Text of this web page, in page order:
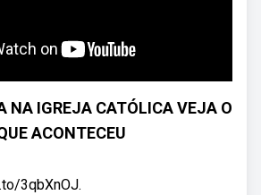
NA IGREJA CATÓLICA VEJA O
ACONTECEU
3qbXnOJ.